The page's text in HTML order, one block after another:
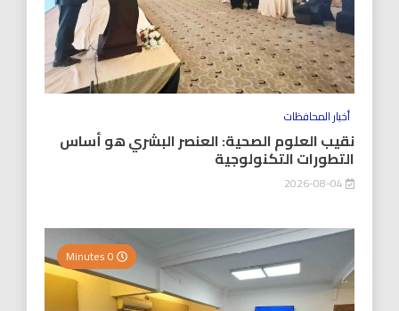
أخبار المحافظات
نقيب العلوم الصحية: العنصر البشري هو أساس
التطورات التكنولوجية